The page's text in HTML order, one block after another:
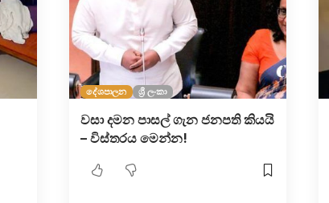
දේශපාලන ශ්‍රී ලංකා
වසා දමන පාසල් ගැන ජනපති කියයි
– විස්තරය මෙන්න!